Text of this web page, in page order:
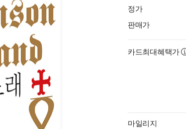
정가
판매가
카드최대혜택가
마일리지